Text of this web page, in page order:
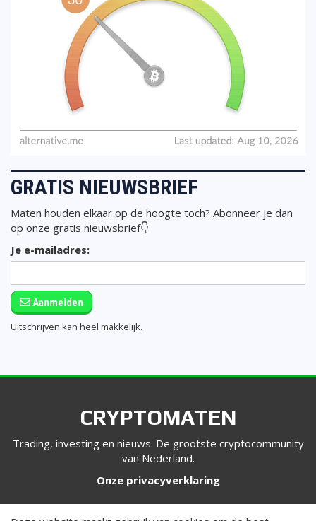
GRATIS NIEUWSBRIEF
Maten houden elkaar op de hoogte toch? Abonneer je dan
op onze gratis nieuwsbrief👇
Je e-mailadres:
Aanmelden
Uitschrijven kan heel makkelijk.
CRYPTOMATEN
Trading, investing en nieuws. De grootste cryptocommunity
van Nederland.
Onze privacyverklaring
VOLG ONS